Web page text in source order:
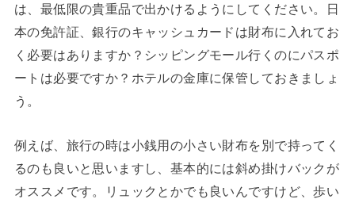
は、最低限の貴重品で出かけるようにしてください。日
本の免許証、銀行のキャッシュカードは財布に入れてお
く必要はありますか？シッピングモール行くのにパスポ
ートは必要ですか？ホテルの金庫に保管しておきましょ
う。
例えば、旅行の時は小銭用の小さい財布を別で持ってく
るのも良いと思いますし、基本的には斜め掛けバックが
オススメです。リュックとかでも良いんですけど、歩い